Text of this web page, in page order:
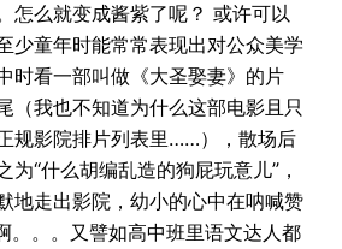
怎么就变成酱紫了呢？ 或许可以
少童年时能常常表现出对公众美学
时看一部叫做《大圣娶妻》的片
（我也不知道为什么这部电影且只
规影院排片列表里……），散场后
为“什么胡编乱造的狗屁玩意儿”，
地走出影院，幼小的心中在呐喊赞
。。。又譬如高中班里语文达人都